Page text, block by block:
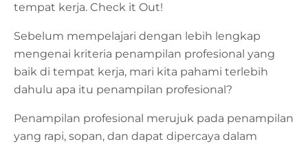
tempat kerja. Check it Out!
Sebelum mempelajari dengan lebih lengkap
mengenai kriteria penampilan profesional yang
baik di tempat kerja, mari kita pahami terlebih
dahulu apa itu penampilan profesional?
Penampilan profesional merujuk pada penampilan
yang rapi, sopan, dan dapat dipercaya dalam